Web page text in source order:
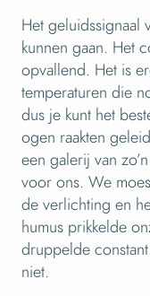
Het geluidssignaal
kunnen gaan. Het
opvallend. Het is
temperaturen die
dus je kunt het
ogen raakten
een galerij van
voor ons. We
de verlichting en
humus prikkelde
druppelde
niet.